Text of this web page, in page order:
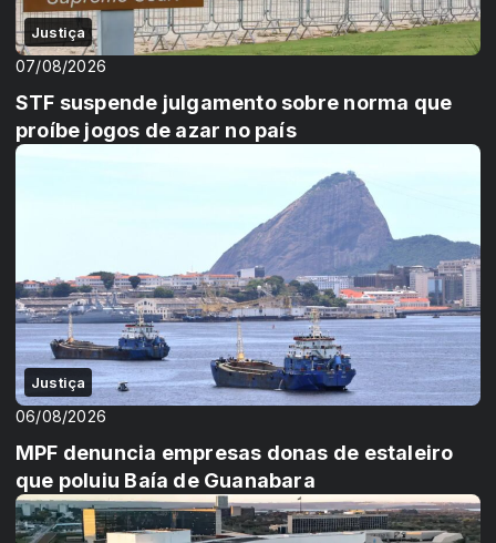
Justiça
07/08/2026
STF suspende julgamento sobre norma que
proíbe jogos de azar no país
Justiça
06/08/2026
MPF denuncia empresas donas de estaleiro
que poluiu Baía de Guanabara